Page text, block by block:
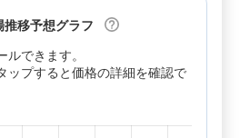
推移予想グラフ
できます。
ップすると価格の詳細を確認で